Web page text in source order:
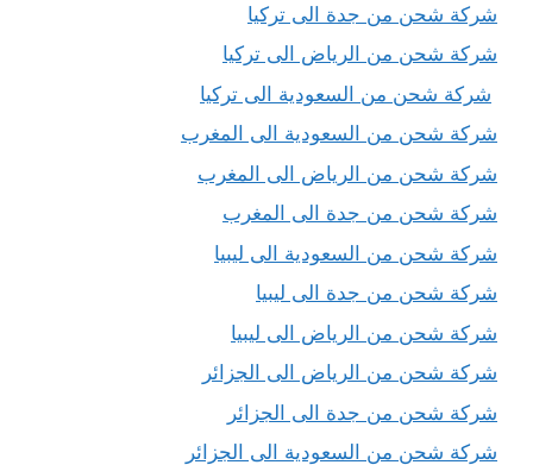
شركة شحن من جدة الى تركيا
شركة شحن من الرياض الى تركيا
شركة شحن من السعودية الى تركيا
شركة شحن من السعودية الى المغرب
شركة شحن من الرياض الى المغرب
شركة شحن من جدة الى المغرب
شركة شحن من السعودية الى ليبيا
شركة شحن من جدة الى ليبيا
شركة شحن من الرياض الى ليبيا
شركة شحن من الرياض الى الجزائر
شركة شحن من جدة الى الجزائر
شركة شحن من السعودية الى الجزائر